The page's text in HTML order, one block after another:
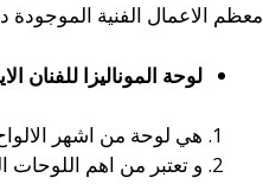
معظم الاعمال الفنية
لوحة الموناليزا للفنان
هي لوحة من اشهر الالواح
و تعتبر من اهم